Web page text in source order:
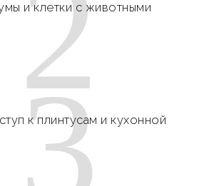
2
и клетки с животными
3
к плинтусам и кухонной